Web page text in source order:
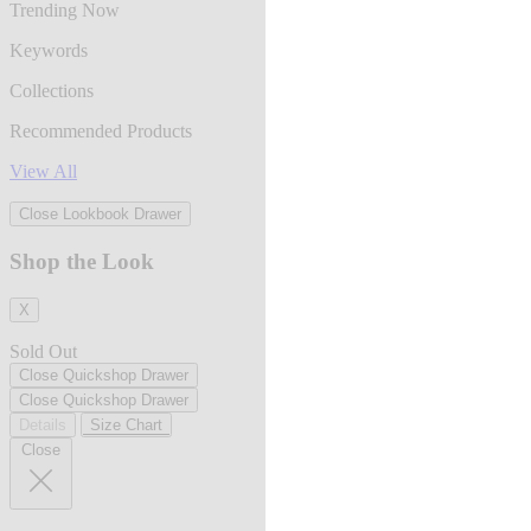
Trending Now
Keywords
Collections
Recommended Products
View All
Close Lookbook Drawer
Shop the Look
X
Sold Out
Close Quickshop Drawer
Close Quickshop Drawer
Size Chart
Close